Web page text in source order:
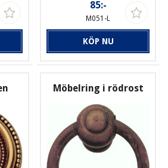
85:-
M051-L
KÖP NU
Möbelring i rödrost